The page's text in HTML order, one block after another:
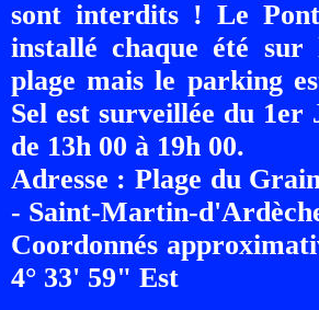
sont interdits ! Le
installé chaque été
plage mais le parking
Sel est surveillée du
de 13h 00 à 19h 00.
Adresse : Plage du
- Saint-Martin-
Coordonnés
4° 33' 59" Est